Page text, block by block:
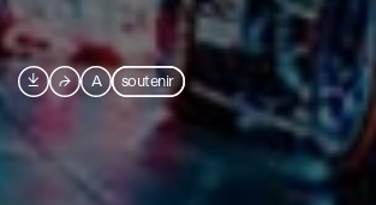
 ⮫ A soutenir